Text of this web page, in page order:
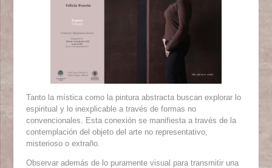
Tanto la mística como la pintura abstracta buscan explorar lo
espiritual y lo inexplicable a través de formas no
convencionales. Esta conexión se manifiesta a través de la
contemplación del objeto del arte no representativo,
misterioso o extraño.
Observar además de lo puramente visual para transmitir una